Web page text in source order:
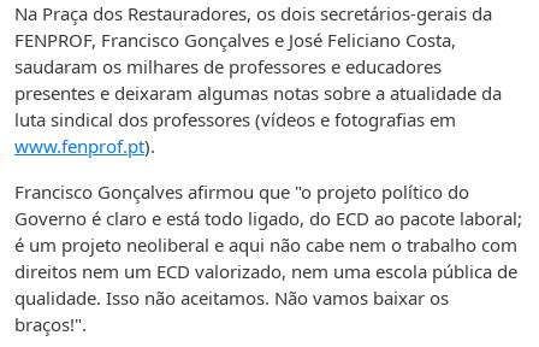
Na Praça dos Restauradores, os dois secretários-gerais da
FENPROF, Francisco Gonçalves e José Feliciano Costa,
saudaram os milhares de professores e educadores
presentes e deixaram algumas notas sobre a atualidade da
luta sindical dos professores (vídeos e fotografias em
www.fenprof.pt).
Francisco Gonçalves afirmou que "o projeto político do
Governo é claro e está todo ligado, do ECD ao pacote laboral;
é um projeto neoliberal e aqui não cabe nem o trabalho com
direitos nem um ECD valorizado, nem uma escola pública de
qualidade. Isso não aceitamos. Não vamos baixar os
braços!".